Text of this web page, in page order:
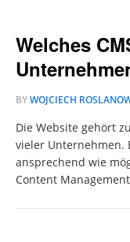
Welches
BYWOJCIECH
Die Website gehört
vieler Unternehmen.
ansprechend wie
Content